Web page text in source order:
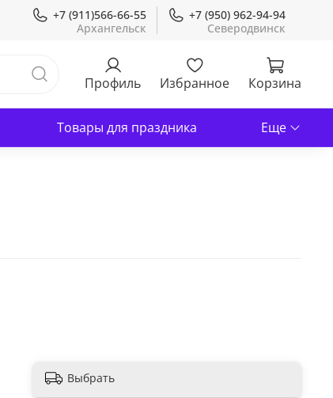
+7 (911)566-66-55 +7 (950) 962-94-94
Профиль Избранное Корзина
Товары для праздника Еще
Выбрать